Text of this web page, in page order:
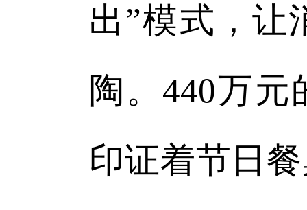
出”模式，让
陶。440万
印证着节日